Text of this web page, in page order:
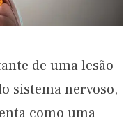
de uma lesão
sistema nervoso,
como uma